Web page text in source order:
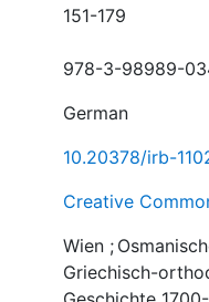
151-179
978-3-98989-
German
10.20378/irb-
Creative
Wien ;
Griechisch-